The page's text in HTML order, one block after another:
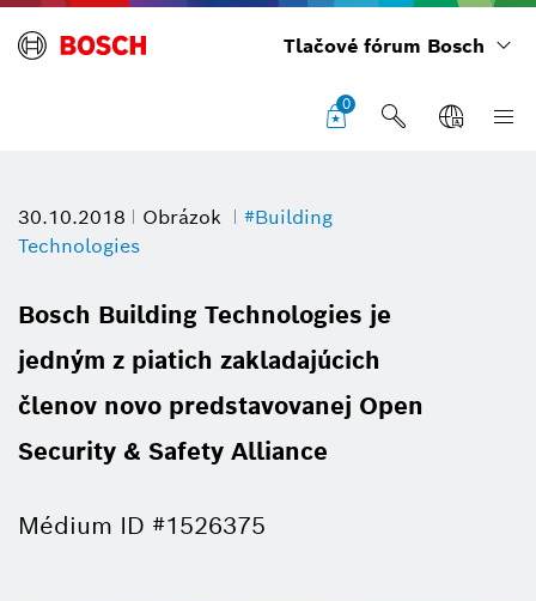
Tlačové fórum Bosch
0
30.10.2018 Obrázok
#Building
Technologies
Bosch Building Technologies je
jedným z piatich zakladajúcich
členov novo predstavovanej Open
Security & Safety Alliance
Médium ID #1526375